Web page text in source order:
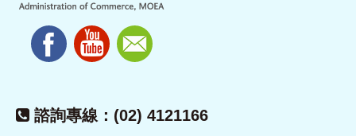
諮詢專線：(02) 4121166